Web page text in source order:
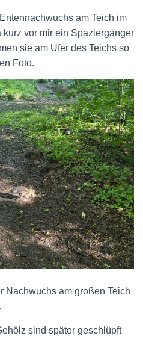
am Teich im
vor mir ein Spaziergänger
sie am Ufer des Teichs so
Foto.
Nachwuchs am großen Teich
sind später geschlüpft